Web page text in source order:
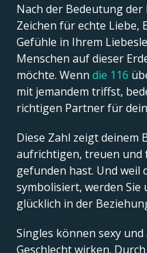
Nach der Bedeutung der
Zeichen für echte Liebe,
Gefühle in Ihrem
Menschen auf dieser
möchte. Wenn die 116
mit jemandem triffst,
richtigen Partner für dein
Diese Zahl zeigt deinem
aufrichtigen, treuen und
gefunden hast. Und weil
symbolisiert, werden Sie
glücklich in der
Singles können sexy und
Geschlecht wirken.